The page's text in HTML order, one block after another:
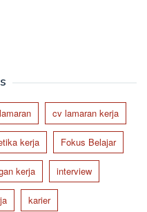
cv lamaran kerja
kerja Fokus Belajar
kerja interview
karier